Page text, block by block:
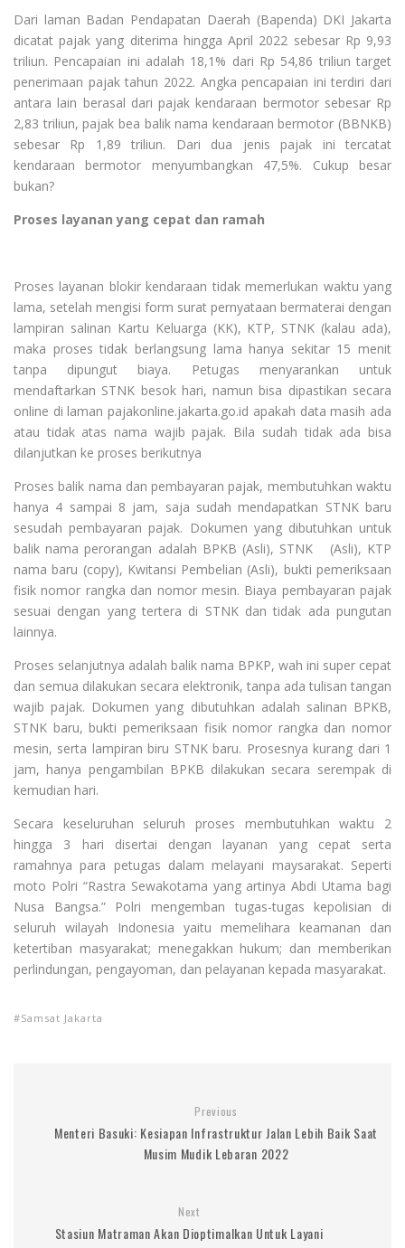
Dari laman Badan Pendapatan Daerah (Bapenda) DKI Jakarta
dicatat pajak yang diterima hingga April 2022 sebesar Rp 9,93
triliun. Pencapaian ini adalah 18,1% dari Rp 54,86 triliun target
penerimaan pajak tahun 2022. Angka pencapaian ini terdiri dari
antara lain berasal dari pajak kendaraan bermotor sebesar Rp
2,83 triliun, pajak bea balik nama kendaraan bermotor (BBNKB)
sebesar Rp 1,89 triliun. Dari dua jenis pajak ini tercatat
kendaraan bermotor menyumbangkan 47,5%. Cukup besar
bukan?
Proses layanan yang cepat dan ramah
Proses layanan blokir kendaraan tidak memerlukan waktu yang
lama, setelah mengisi form surat pernyataan bermaterai dengan
lampiran salinan Kartu Keluarga (KK), KTP, STNK (kalau ada),
maka proses tidak berlangsung lama hanya sekitar 15 menit
tanpa dipungut biaya. Petugas menyarankan untuk
mendaftarkan STNK besok hari, namun bisa dipastikan secara
online di laman pajakonline.jakarta.go.id apakah data masih ada
atau tidak atas nama wajib pajak. Bila sudah tidak ada bisa
dilanjutkan ke proses berikutnya
Proses balik nama dan pembayaran pajak, membutuhkan waktu
hanya 4 sampai 8 jam, saja sudah mendapatkan STNK baru
sesudah pembayaran pajak. Dokumen yang dibutuhkan untuk
balik nama perorangan adalah BPKB (Asli), STNK (Asli), KTP
nama baru (copy), Kwitansi Pembelian (Asli), bukti pemeriksaan
fisik nomor rangka dan nomor mesin. Biaya pembayaran pajak
sesuai dengan yang tertera di STNK dan tidak ada pungutan
lainnya.
Proses selanjutnya adalah balik nama BPKP, wah ini super cepat
dan semua dilakukan secara elektronik, tanpa ada tulisan tangan
wajib pajak. Dokumen yang dibutuhkan adalah salinan BPKB,
STNK baru, bukti pemeriksaan fisik nomor rangka dan nomor
mesin, serta lampiran biru STNK baru. Prosesnya kurang dari 1
jam, hanya pengambilan BPKB dilakukan secara serempak di
kemudian hari.
Secara keseluruhan seluruh proses membutuhkan waktu 2
hingga 3 hari disertai dengan layanan yang cepat serta
ramahnya para petugas dalam melayani maysarakat. Seperti
moto Polri “Rastra Sewakotama yang artinya Abdi Utama bagi
Nusa Bangsa.” Polri mengemban tugas-tugas kepolisian di
seluruh wilayah Indonesia yaitu memelihara keamanan dan
ketertiban masyarakat; menegakkan hukum; dan memberikan
perlindungan, pengayoman, dan pelayanan kepada masyarakat.
Samsat Jakarta
Previous
Menteri Basuki: Kesiapan Infrastruktur Jalan Lebih Baik Saat
Musim Mudik Lebaran 2022
Next
Stasiun Matraman Akan Dioptimalkan Untuk Layani